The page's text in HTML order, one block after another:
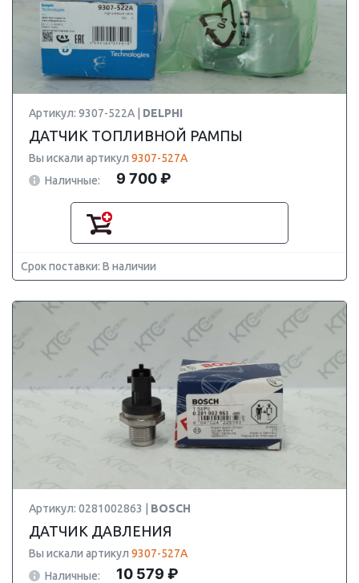
Артикул: 9307-522A | DELPHI
ДАТЧИК ТОПЛИВНОЙ РАМПЫ
Вы искали артикул 9307-527A
Наличные:
9 700 ₽
Срок поставки: В наличии
Артикул: 0281002863 | BOSCH
ДАТЧИК ДАВЛЕНИЯ
Вы искали артикул 9307-527A
Наличные:
10 579 ₽